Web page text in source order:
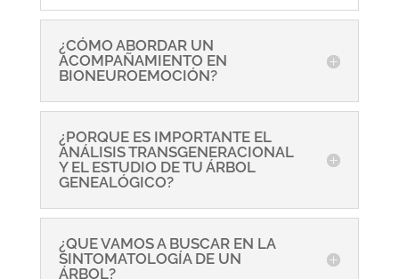
¿CÓMO ABORDAR UN
ACOMPAÑAMIENTO EN
BIONEUROEMOCIÓN?
¿PORQUE ES IMPORTANTE EL
ANÁLISIS TRANSGENERACIONAL
Y EL ESTUDIO DE TU ÁRBOL
GENEALÓGICO?
¿QUE VAMOS A BUSCAR EN LA
SINTOMATOLOGÍA DE UN
ÁRBOL?